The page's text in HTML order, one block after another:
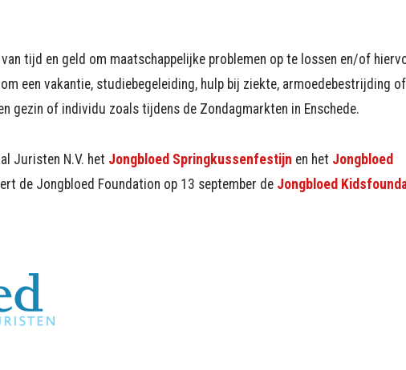
tijd en geld om maatschappelijke problemen op te lossen en/of
een vakantie, studiebegeleiding, hulp bij ziekte, armoedebestrijding of
gezin of individu zoals tijdens de Zondagmarkten in Enschede.
Juristen N.V. het Jongbloed Springkussenfestijn en het Jongbloed
de Jongbloed Foundation op 13 september de Jongbloed